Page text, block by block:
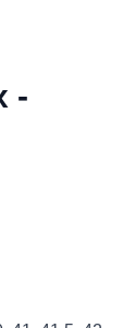
-